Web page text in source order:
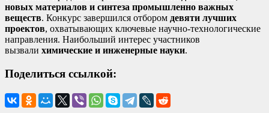
новых материалов и синтеза промышленно важных
веществ. Конкурс завершился отбором девяти лучших
проектов, охватывающих ключевые научно-технологические
направления. Наибольший интерес участников
вызвали химические и инженерные науки.
Поделиться ссылкой: